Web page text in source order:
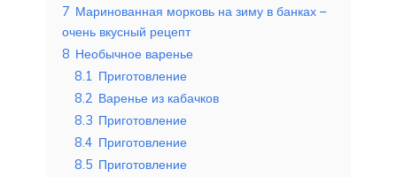
7 Маринованная морковь на зиму в банках –
очень вкусный рецепт
8 Необычное варенье
8.1 Приготовление
8.2 Варенье из кабачков
8.3 Приготовление
8.4 Приготовление
8.5 Приготовление